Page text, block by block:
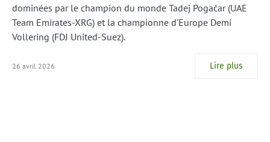
dominées par le champion du monde Tadej Pogačar (UAE
Team Emirates-XRG) et la championne d'Europe Demi
Vollering (FDJ United-Suez).
26 avril 2026 Lire plus